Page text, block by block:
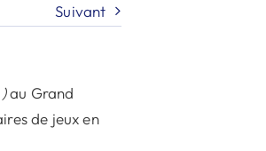
Suivant
au Grand
de jeux en